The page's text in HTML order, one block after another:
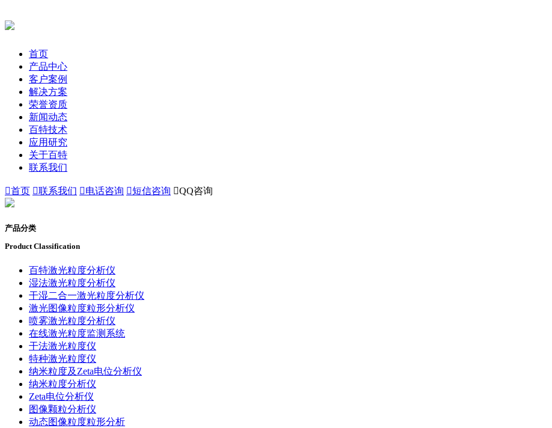
首页
产品中心
客户案例
解决方案
荣誉资质
新闻动态
百特技术
应用研究
关于百特
联系我们
首页 联系我们 电话咨询 短信咨询 QQ咨询
产品分类
Product Classification
百特激光粒度分析仪
湿法激光粒度分析仪
干湿二合一激光粒度分析仪
激光图像粒度粒形分析仪
喷雾激光粒度分析仪
在线激光粒度监测系统
干法激光粒度仪
特种激光粒度仪
纳米粒度及Zeta电位分析仪
纳米粒度分析仪
Zeta电位分析仪
图像颗粒分析仪
动态图像粒度粒形分析